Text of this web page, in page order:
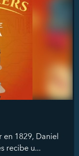
1829, Daniel
recibe u...